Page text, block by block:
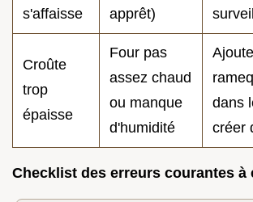
s'affaisse
apprêt)
Croûte
trop
épaisse
Four pas
assez chaud
ou manque
d'humidité
dans
créer
Checklist des erreurs courantes à